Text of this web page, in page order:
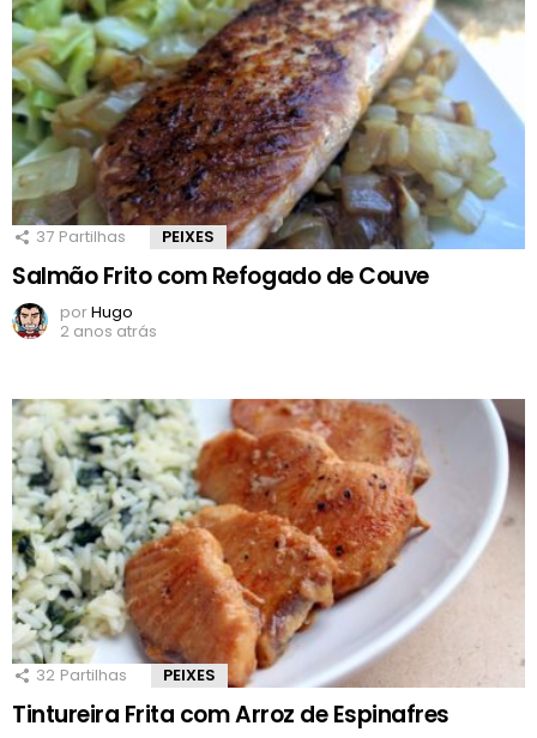
37 Partilhas PEIXES
Salmão Frito com Refogado de Couve
porHugo
2 anos atrás
32 Partilhas PEIXES
Tintureira Frita com Arroz de Espinafres